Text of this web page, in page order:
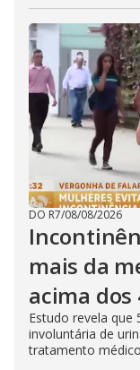
DO R7/08/08/2026
mais da
acima dos
Estudo revela que
involuntária de
tratamento médico